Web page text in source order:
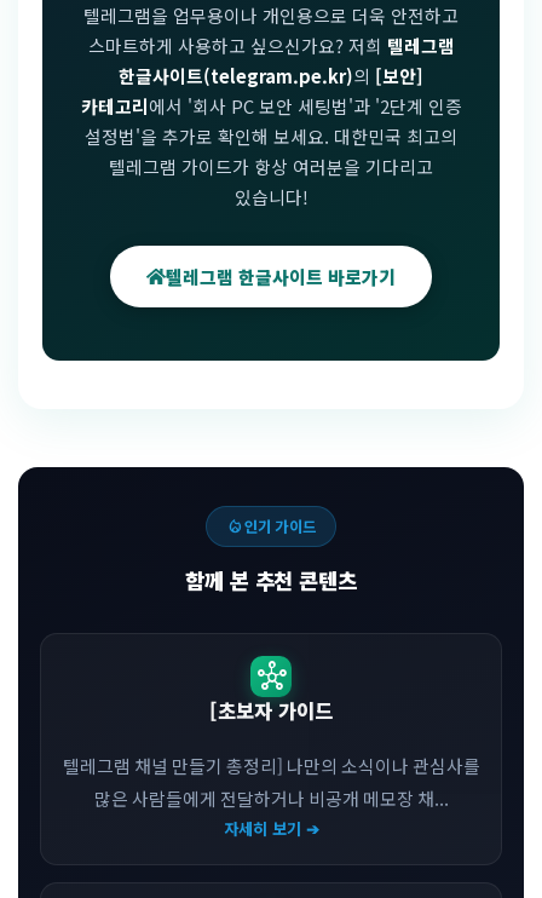
텔레그램을 업무용이나 개인용으로 더욱 안전하고
스마트하게 사용하고 싶으신가요? 저희 텔레그램
한글사이트(telegram.pe.kr)의 [보안]
카테고리에서 '회사 PC 보안 세팅법'과 '2단계 인증
설정법'을 추가로 확인해 보세요. 대한민국 최고의
텔레그램 가이드가 항상 여러분을 기다리고
있습니다!
텔레그램 한글사이트 바로가기
local_fire_department인기 가이드
함께 본 추천 콘텐츠
hub
[초보자 가이드
텔레그램 채널 만들기 총정리] 나만의 소식이나 관심사를
많은 사람들에게 전달하거나 비공개 메모장 채...
자세히 보기 ➔